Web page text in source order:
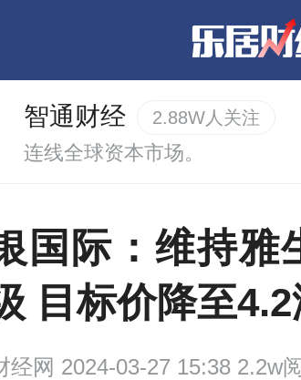
智通财经 2.88W人关注
连线全球资本市场。
国际：维持雅
目标价降至
经网 2024-03-27 15:38 2.2w